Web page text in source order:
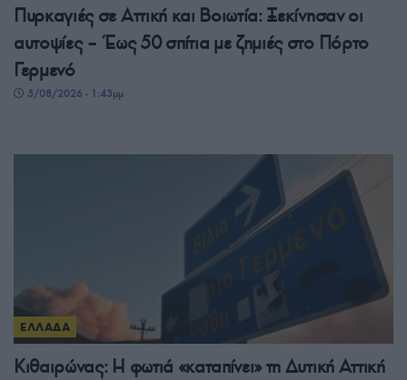
Πυρκαγιές σε Αττική και Βοιωτία: Ξεκίνησαν οι
αυτοψίες – Έως 50 σπίτια με ζημιές στο Πόρτο
Γερμενό
5/08/2026 - 1:43μμ
ΕΛΛΑΔΑ
Κιθαιρώνας: Η φωτιά «καταπίνει» τη Δυτική Αττική